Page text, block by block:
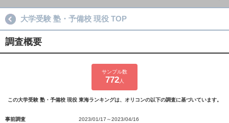
大学受験 塾・予備校 現役 TOP
調査概要
サンプル数
772人
この大学受験 塾・予備校 現役 東海ランキングは、オリコンの以下の調査に基づいています。
事前調査
2023/01/17～2023/04/16